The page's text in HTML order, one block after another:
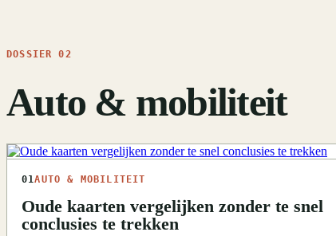
DOSSIER 02
Auto & mobiliteit
01AUTO & MOBILITEIT
Oude kaarten vergelijken zonder te snel
conclusies te trekken